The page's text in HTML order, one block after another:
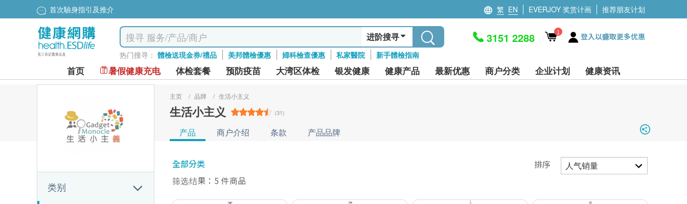
首次驗身指引及推介 繁 EN EVERJOY 奖赏计画 推荐朋友计划
进阶搜寻
热门搜寻： 體檢送現金券/禮品 美邦體檢優惠 婦科檢查優惠 私家醫院 新手體檢指南
3151 2288 1 登入以赚取更多优惠
首页 暑假健康充电 体检套餐 预防疫苗 大湾区体检 银发健康 健康产品 最新优惠 商户分类 企业计划 健康资讯
类别
主页 / 品牌 / 生活小主义
生活小主义 (31)
产品 商户介绍 条款 产品品牌
全部分类
排序
筛选结果：5 件商品